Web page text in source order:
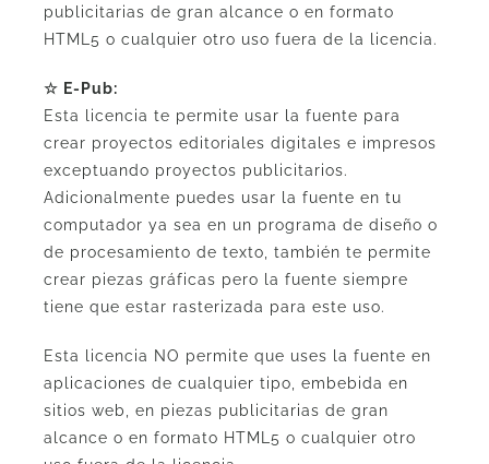
publicitarias de gran alcance o en formato
HTML5 o cualquier otro uso fuera de la licencia.
☆ E-Pub:
Esta licencia te permite usar la fuente para
crear proyectos editoriales digitales e impresos
exceptuando proyectos publicitarios.
Adicionalmente puedes usar la fuente en tu
computador ya sea en un programa de diseño o
de procesamiento de texto, también te permite
crear piezas gráficas pero la fuente siempre
tiene que estar rasterizada para este uso.
Esta licencia NO permite que uses la fuente en
aplicaciones de cualquier tipo, embebida en
sitios web, en piezas publicitarias de gran
alcance o en formato HTML5 o cualquier otro